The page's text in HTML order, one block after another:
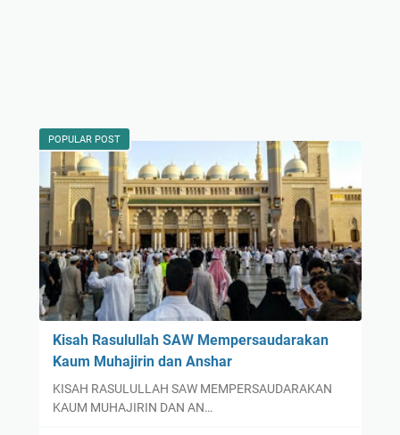
POPULAR POST
Kisah Rasulullah SAW Mempersaudarakan
Kaum Muhajirin dan Anshar
KISAH RASULULLAH SAW MEMPERSAUDARAKAN
KAUM MUHAJIRIN DAN AN…